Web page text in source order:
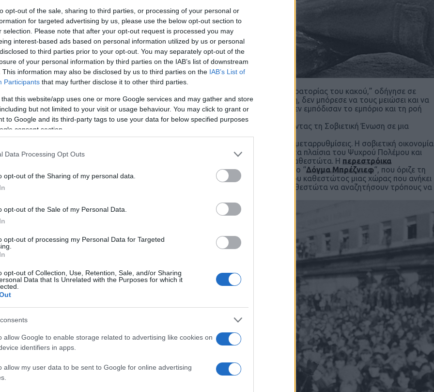
opt-out of the sale, sharing to third parties, or processing of your personal or
for targeted advertising by us, please use the below opt-out section to
selection. Please note that after your opt-out request is processed you may
interest-based ads based on personal information utilized by us or personal
to third parties prior to your opt-out. You may separately opt-out of the
of your personal information by third parties on the IAB’s list of downstream
This information may also be disclosed by us to third parties on the IAB’s List of
Participants that may further disclose it to other third parties.
that this website/app uses one or more Google services and may gather and store
but not limited to your visit or usage behaviour. You may click to grant or
to Google and its third-party tags to use your data for below specified purposes
consent section.
Data Processing Opt Outs
opt-out of the Sharing of my personal data.
opt-out of the Sale of my Personal Data.
opt-out of processing my Personal Data for Targeted
opt-out of Collection, Use, Retention, Sale, and/or Sharing
Data that Is Unrelated with the Purposes for which it
allow Google to enable storage related to advertising like cookies on
identifiers in apps.
allow my user data to be sent to Google for online advertising
ρητορική των Κάρτερ και Ρήγκαν (ειδικά του τελευταίου), εναντίον της “αυτοκρατορίας του κακού,” οδήγησε σε
των εξοπλισμών από πλευράς ΗΠΑ. Αν και η ΕΣΣΔ δεν προέβη σε ανάλογη αύξηση, δεν μπόρεσε να τους μειώσει και να
πόρους σε άλλους πιο κρίσιμους τομείς της οικονομίας. Παρόλα αυτά, οι ΗΠΑ δεν εμπόδισαν το εμπόριο και τη ροή
κεφαλαίων προς την ΕΣΣΔ, αν και κάτι τέτοιο είχε προταθεί.
εποχή, οι ΗΠΑ ενισχύουν σημαντικά τους μουτζαχεντιν στο Αφγανιστάν, οδηγώντας τη Σοβιετική Ένωση σε μια
και πολυέξοδη μάχη, στην οποία ηττήθηκε.
ο Μιχαήλ Γκορμπατσόφ, επιχείρησε να προχωρήσει σε οικονομικές και πολιτικές μεταρρυθμίσεις. Η σοβιετική οικονομία
σε ύφεση μη μπορώντας να ανταποκριθεί στους ρόλους που είχε αναλάβει, στα πλαίσια του Ψυχρού Πολέμου και
άλλων περιλάμβαναν το ρόλο του τοποτηρητή σε κράτη με κομμουνιστικά καθεστώτα. Η περεστρόικα
(διαφάνεια), όριζαν μεταξύ άλλων: να εγκαταλειφθεί το “Δόγμα Μπρέζνιεφ“, που όριζε τη
επέμβαση των σοβιετικών δυνάμεων σε περίπτωση αποσταθεροποίησης του καθεστώτος μιας χώρας που ανήκει
επιρροής της ΕΣΣΔ, και υιοθετήθηκε μια πολιτική που ενθάρρυνε αυτά τα καθεστώτα να αναζητήσουν τρόπους να